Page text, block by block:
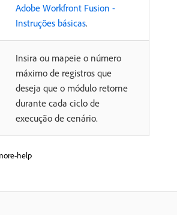
Adobe Workfront Fusion -
Instruções básicas.
Insira ou mapeie o número
máximo de registros que
deseja que o módulo retorne
durante cada ciclo de
execução de cenário.
help